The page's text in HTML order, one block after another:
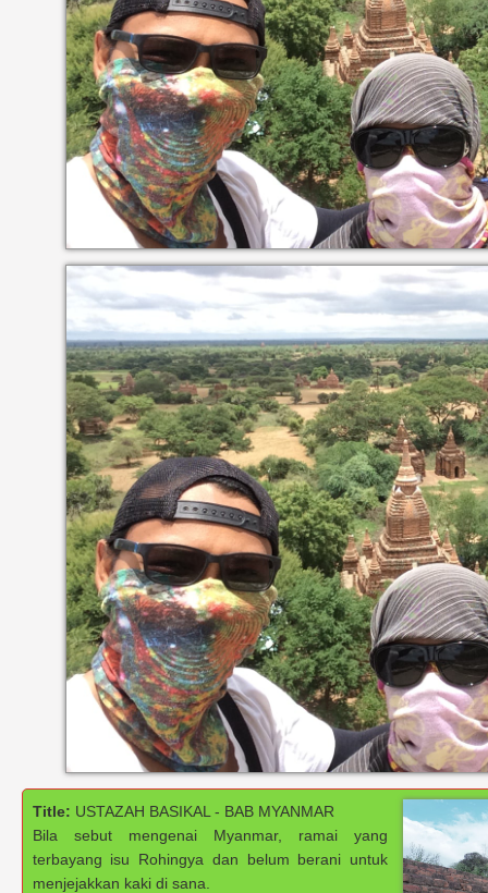
Title: USTAZAH BASIKAL - BAB MYANMAR
Bila sebut mengenai Myanmar, ramai yang
terbayang isu Rohingya dan belum berani untuk
menjejakkan kaki di sana.